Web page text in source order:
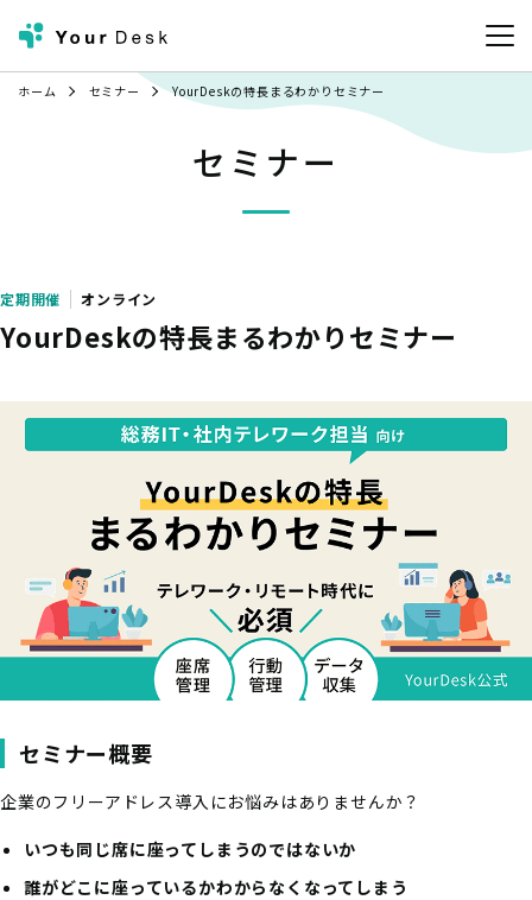
ホーム セミナー YourDeskの特長まるわかりセミナー
セミナー
定期開催 オンライン
YourDeskの特長まるわかりセミナー
セミナー概要
企業のフリーアドレス導入にお悩みはありませんか？
いつも同じ席に座ってしまうのではないか
誰がどこに座っているかわからなくなってしまう